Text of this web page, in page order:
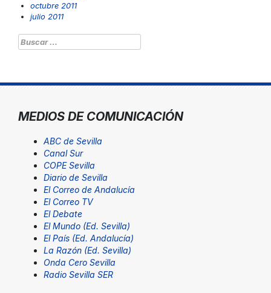
octubre 2011
julio 2011
Buscar:
MEDIOS DE COMUNICACIÓN
ABC de Sevilla
Canal Sur
COPE Sevilla
Diario de Sevilla
El Correo de Andalucía
El Correo TV
El Debate
El Mundo (Ed. Sevilla)
El País (Ed. Andalucía)
La Razón (Ed. Sevilla)
Onda Cero Sevilla
Radio Sevilla SER